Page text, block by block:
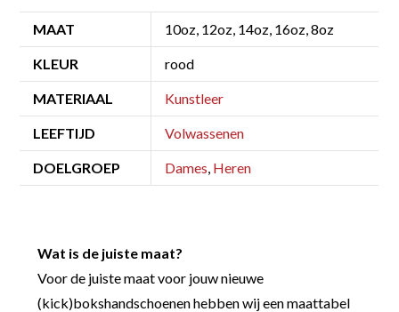
MAAT 10oz, 12oz, 14oz, 16oz, 8oz
KLEUR rood
MATERIAAL Kunstleer
LEEFTIJD Volwassenen
DOELGROEP Dames Heren
Wat is de juiste maat?
Voor de juiste maat voor jouw nieuwe
(kick)bokshandschoenen hebben wij een maattabel